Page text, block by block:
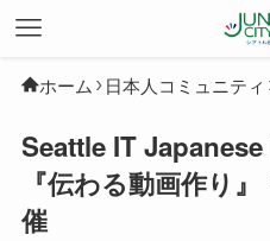
ホーム 日本人コミュニティ
Seattle IT Japanese
『伝わる動画作り
催